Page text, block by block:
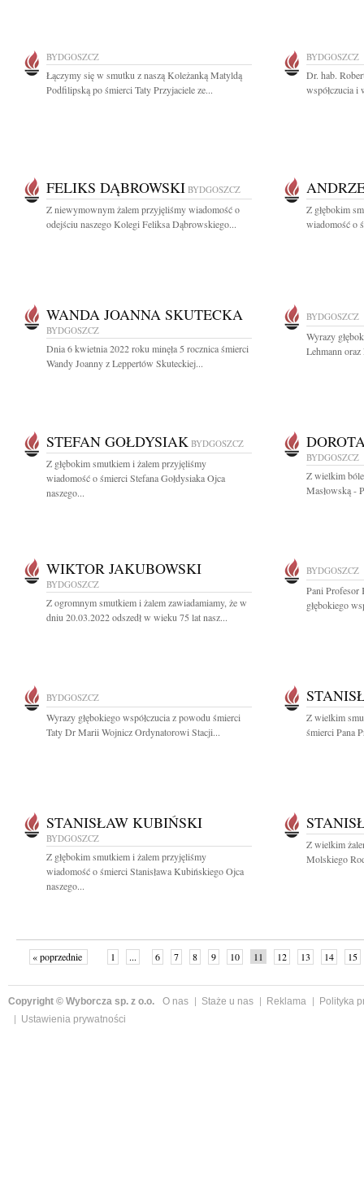
BYDGOSZCZ
Łączymy się w smutku z naszą Koleżanką Matyldą
Podfilipską po śmierci Taty Przyjaciele ze...
BYDGOSZCZ
Dr. hab.
współczucia i
FELIKS DĄBROWSKI BYDGOSZCZ
Z niewymownym żalem przyjęliśmy wiadomość o
odejściu naszego Kolegi Feliksa Dąbrowskiego...
Z głębokim
wiadomość o
WANDA JOANNA SKUTECKA
BYDGOSZCZ
Dnia 6 kwietnia 2022 roku minęła 5 rocznica śmierci
Wandy Joanny z Leppertów Skuteckiej...
BYDGOSZCZ
Wyrazy
Lehmann
STEFAN GOŁDYSIAK BYDGOSZCZ
Z głębokim smutkiem i żalem przyjęliśmy
wiadomość o śmierci Stefana Gołdysiaka Ojca
naszego...
BYDGOSZCZ
Z wielkim
Masłowską -
WIKTOR JAKUBOWSKI
BYDGOSZCZ
Z ogromnym smutkiem i żalem zawiadamiamy, że w
dniu 20.03.2022 odszedł w wieku 75 lat nasz...
BYDGOSZCZ
Pani Profesor
głębokiego
BYDGOSZCZ
Wyrazy głębokiego współczucia z powodu śmierci
Taty Dr Marii Wojnicz Ordynatorowi Stacji...
Z wielkim
śmierci Pana
STANISŁAW KUBIŃSKI
BYDGOSZCZ
Z głębokim smutkiem i żalem przyjęliśmy
wiadomość o śmierci Stanisława Kubińskiego Ojca
naszego...
Z wielkim
Molskiego
« poprzednie 1 ... 6 7 8 9 10 11 12 13 14 15
Copyright © Wyborcza sp. z o.o. O nas Staże u nas Reklama
Polityka
Ustawienia prywatności